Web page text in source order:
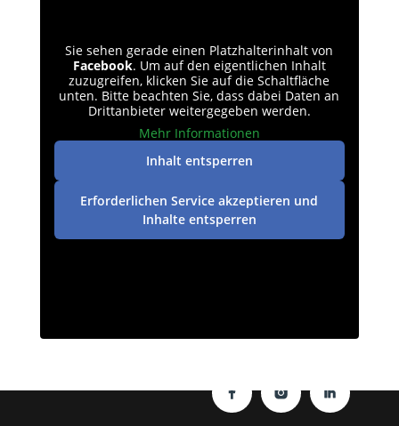
Sie sehen gerade einen Platzhalterinhalt von
Facebook. Um auf den eigentlichen Inhalt
zuzugreifen, klicken Sie auf die Schaltfläche
unten. Bitte beachten Sie, dass dabei Daten an
Drittanbieter weitergegeben werden.
Mehr Informationen
Inhalt entsperren
Erforderlichen Service akzeptieren und
Inhalte entsperren
Datenschutz|Impressum| © perey-medien